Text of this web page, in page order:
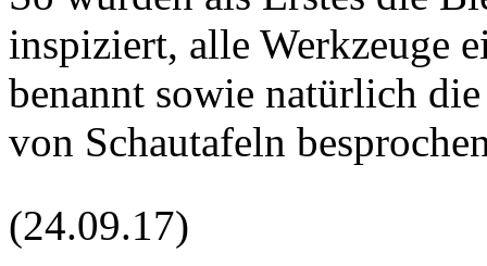
inspiziert, alle Werkzeuge
benannt sowie natürlich
von Schautafeln
(24.09.17)